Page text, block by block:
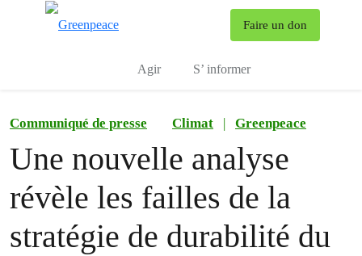
Faire un don
Agir S’ informer
Communiqué de presse Climat | Greenpeace
Une nouvelle analyse
révèle les failles de la
stratégie de durabilité du